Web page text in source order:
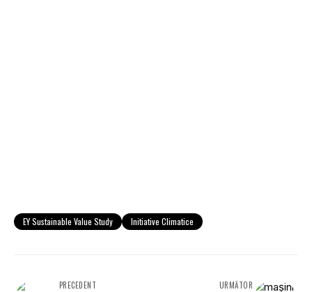
EY Sustainable Value Study Initiative Climatice
PRECEDENT URMĂTOR